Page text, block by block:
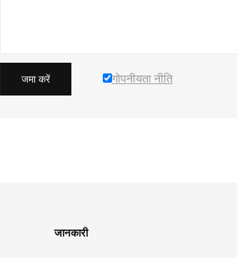
जमा करें गोपनीयता नीति
जानकारी